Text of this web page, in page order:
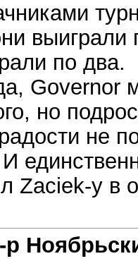
выиграли
по два.
Governor
но
не
Zaciek-у в
р